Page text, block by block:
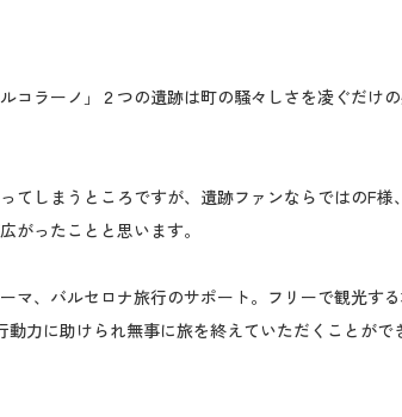
コラーノ」２つの遺跡は町の騒々しさを凌ぐだけ
てしまうところですが、遺跡ファンならではのF様
がったことと思います。
マ、バルセロナ旅行のサポート。フリーで観光す
力に助けられ無事に旅を終えていただくことがで